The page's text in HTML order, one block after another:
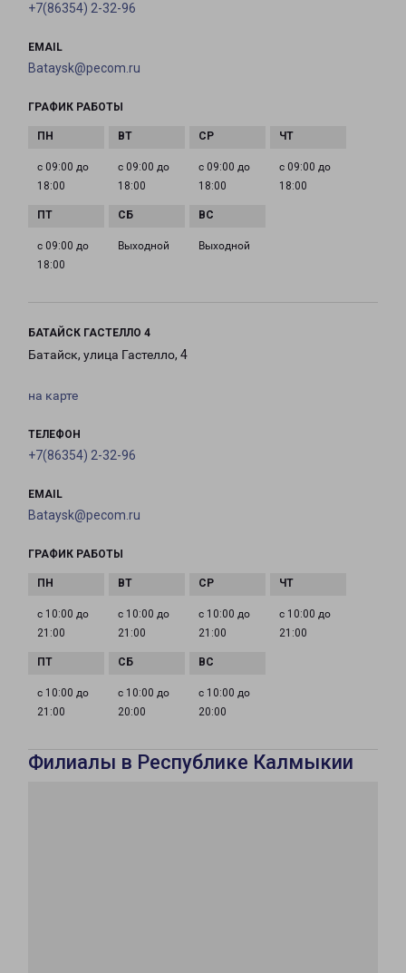
+7(86354) 2-32-96
EMAIL
Bataysk@pecom.ru
ГРАФИК РАБОТЫ
с 09:00 до
18:00
с 09:00 до
18:00
с 09:00 до
18:00
с 09:00 до
18:00
с 09:00 до
18:00
Выходной Выходной
БАТАЙСК ГАСТЕЛЛО 4
Батайск, улица Гастелло, 4
на карте
ТЕЛЕФОН
+7(86354) 2-32-96
EMAIL
Bataysk@pecom.ru
ГРАФИК РАБОТЫ
с 10:00 до
21:00
с 10:00 до
21:00
с 10:00 до
21:00
с 10:00 до
21:00
с 10:00 до
21:00
с 10:00 до
20:00
с 10:00 до
20:00
Филиалы в Республике Калмыкии